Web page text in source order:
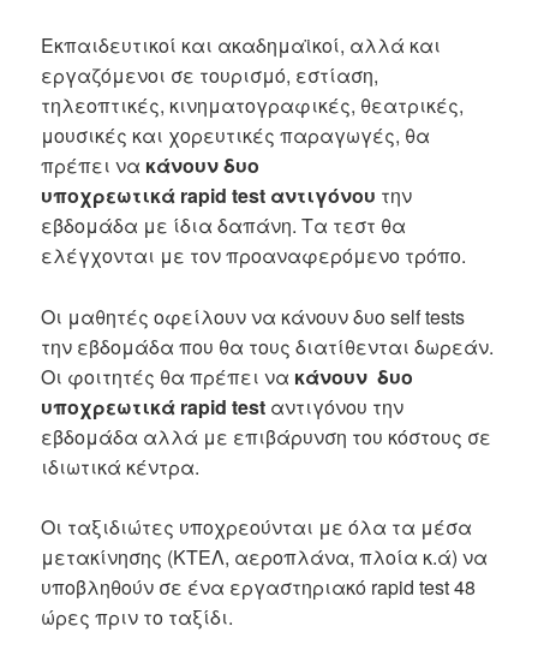
Eκπαιδευτικοί και ακαδημαϊκοί, αλλά και
εργαζόμενοι σε τουρισμό, εστίαση,
τηλεοπτικές, κινηματογραφικές, θεατρικές,
μουσικές και χορευτικές παραγωγές, θα
πρέπει να κάνουν δυο
υποχρεωτικά rapid test αντιγόνου την
εβδομάδα με ίδια δαπάνη. Τα τεστ θα
ελέγχονται με τον προαναφερόμενο τρόπο.
Οι μαθητές οφείλουν να κάνουν δυο self tests
την εβδομάδα που θα τους διατίθενται δωρεάν.
Οι φοιτητές θα πρέπει να κάνουν δυο
υποχρεωτικά rapid test αντιγόνου την
εβδομάδα αλλά με επιβάρυνση του κόστους σε
ιδιωτικά κέντρα.
Οι ταξιδιώτες υποχρεούνται με όλα τα μέσα
μετακίνησης (ΚΤΕΛ, αεροπλάνα, πλοία κ.ά) να
υποβληθούν σε ένα εργαστηριακό rapid test 48
ώρες πριν το ταξίδι.